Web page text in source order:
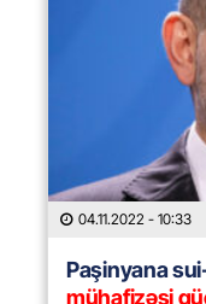
04.11.2022 - 10:33
Paşinyana
mühafizəsi